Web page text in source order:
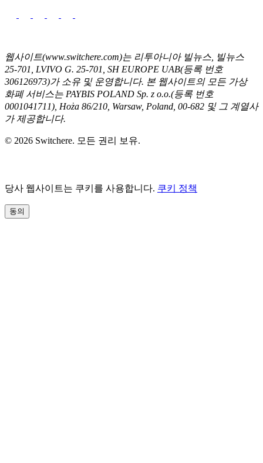
웹사이트(www.switchere.com)는 리투아니아 빌뉴스, 빌뉴스
25-701, LVIVO G. 25-701, SH EUROPE UAB(등록 번호
306126973)가 소유 및 운영합니다. 본 웹사이트의 모든 가상
화폐 서비스는 PAYBIS POLAND Sp. z o.o.(등록 번호
0001041711), Hoża 86/210, Warsaw, Poland, 00-682 및 그 계열사
가 제공합니다.
© 2026 Switchere. 모든 권리 보유.
당사 웹사이트는 쿠키를 사용합니다. 쿠키 정책
동의